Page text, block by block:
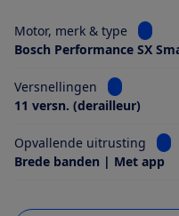
Motor, merk & type
Bekijk
Bosch Performance SX
Versnellingen
Bekijk
11 versn. (derailleur)
Opvallende uitrusting
Brede banden | Met app